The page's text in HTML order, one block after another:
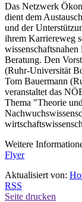
Das Netzwerk
dient dem
und der
ihrem Karriereweg
Beratung. Den
(Ruhr-Universität
Tom Bauermann
veranstaltet das
Thema "Theorie
Weitere
Flyer
Aktualisiert von:
RSS
Seite drucken